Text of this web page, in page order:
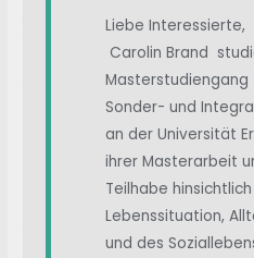
Liebe Interessierte,
Carolin Brand
Masterstudiengang
Sonder- und
an der Universität
ihrer Masterarbeit
Teilhabe
Lebenssituation,
und des